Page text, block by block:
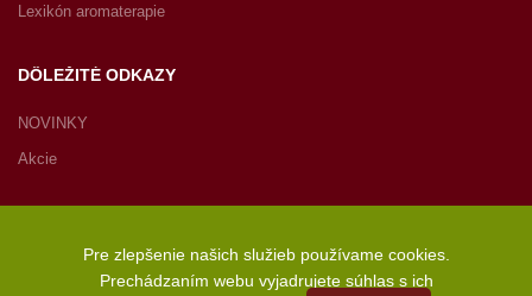
Lexikón aromaterapie
DÔLEŽITÉ ODKAZY
NOVINKY
Akcie
Pre zlepšenie našich služieb používame cookies.
Prechádzaním webu vyjadrujete súhlas s ich